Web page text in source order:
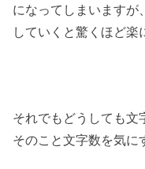
になってしまいますが
していくと驚くほど楽
それでもどうしても文
そのこと文字数を気に